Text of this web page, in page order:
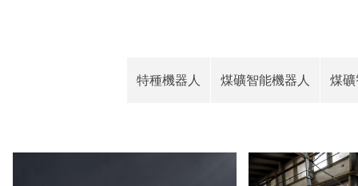
特種機器人 煤礦智能機器人 煤